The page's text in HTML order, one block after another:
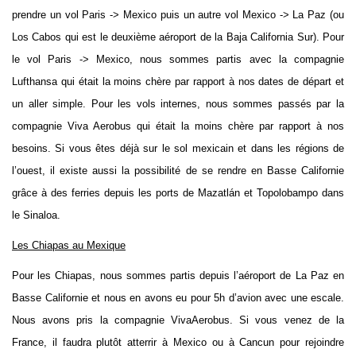
prendre un vol Paris -> Mexico puis un autre vol Mexico -> La Paz (ou
Los Cabos qui est le deuxième aéroport de la Baja California Sur). Pour
le vol Paris -> Mexico, nous sommes partis avec la compagnie
Lufthansa qui était la moins chère par rapport à nos dates de départ et
un aller simple. Pour les vols internes, nous sommes passés par la
compagnie Viva Aerobus qui était la moins chère par rapport à nos
besoins. Si vous êtes déjà sur le sol mexicain et dans les régions de
l’ouest, il existe aussi la possibilité de se rendre en Basse Californie
grâce à des ferries depuis les ports de Mazatlán et Topolobampo dans
le Sinaloa.
Les Chiapas au Mexique
Pour les Chiapas, nous sommes partis depuis l’aéroport de La Paz en
Basse Californie et nous en avons eu pour 5h d’avion avec une escale.
Nous avons pris la compagnie VivaAerobus. Si vous venez de la
France, il faudra plutôt atterrir à Mexico ou à Cancun pour rejoindre